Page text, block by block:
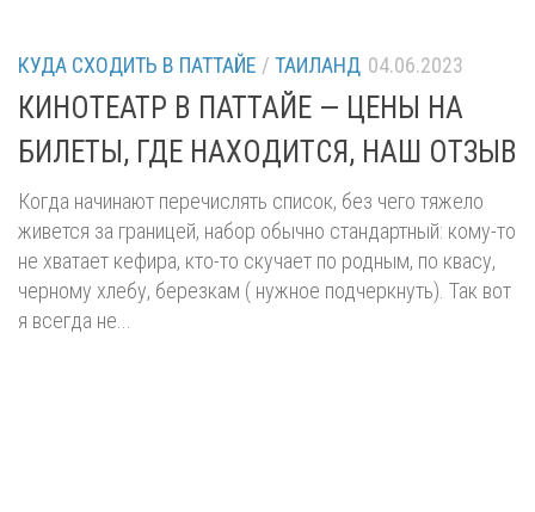
КУДА СХОДИТЬ В ПАТТАЙЕ / ТАИЛАНД 04.06.2023
КИНОТЕАТР В ПАТТАЙЕ — ЦЕНЫ НА
БИЛЕТЫ, ГДЕ НАХОДИТСЯ, НАШ ОТЗЫВ
Когда начинают перечислять список, без чего тяжело
живется за границей, набор обычно стандартный: кому-то
не хватает кефира, кто-то скучает по родным, по квасу,
черному хлебу, березкам ( нужное подчеркнуть). Так вот
я всегда не...